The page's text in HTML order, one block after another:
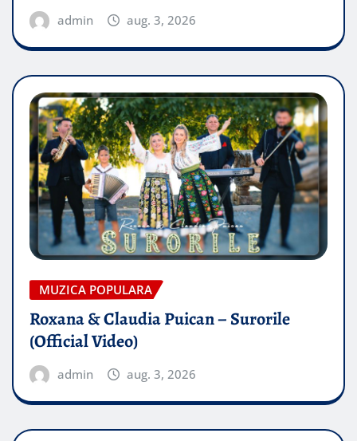
admin aug. 3, 2026
MUZICA POPULARA
Roxana & Claudia Puican – Surorile
(Official Video)
admin aug. 3, 2026